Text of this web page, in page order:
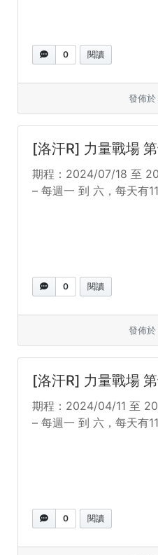
0 閱讀
發佈
[洛汗R] 力量戰場
期程：2024/07/18 至
– 每週一 到 六，每天有
0 閱讀
發佈
[洛汗R] 力量戰場
期程：2024/04/11 至
– 每週一 到 六，每天有
0 閱讀